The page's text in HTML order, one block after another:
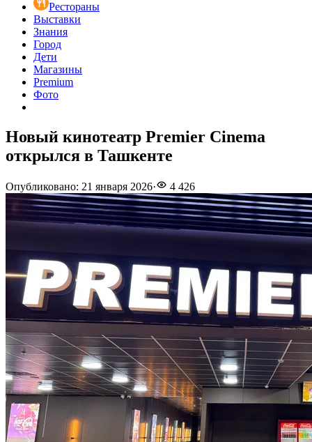
Рестораны
Выставки
Знания
Город
Дети
Магазины
Premium
Фото
Новый кинотеатр Premier Cinema
открылся в Ташкенте
Опубликовано: 21 января 2026· 4 426